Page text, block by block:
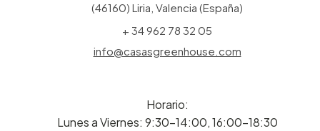
(46160) Liria, Valencia (España)
+ 34 962 78 32 05
info@casasgreenhouse.com
Horario:
Lunes a Viernes: 9:30-14:00, 16:00-18:30